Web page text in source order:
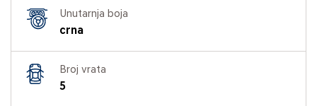
Unutarnja boja
crna
Broj vrata
5